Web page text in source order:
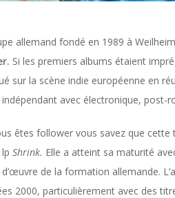
allemand fondé en 1989 à
Si les premiers albums étaient
sur la scène indie européenne en
avec électronique, post-
êtes follower vous savez que
Shrink. Elle a atteint sa maturité
de la formation allemande.
2000, particulièrement avec des